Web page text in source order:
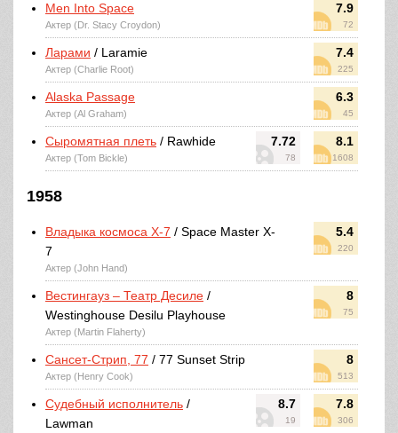
7.9
72
Men Into Space
Актер (Dr. Stacy Croydon)
7.4
225
Ларами / Laramie
Актер (Charlie Root)
6.3
45
Alaska Passage
Актер (Al Graham)
7.72
78
8.1
1608
Сыромятная плеть / Rawhide
Актер (Tom Bickle)
1958
5.4
220
Владыка космоса X-7 / Space Master X-
7
Актер (John Hand)
8
75
Вестингауз – Театр Десиле /
Westinghouse Desilu Playhouse
Актер (Martin Flaherty)
8
513
Сансет-Стрип, 77 / 77 Sunset Strip
Актер (Henry Cook)
8.7
19
7.8
306
Судебный исполнитель /
Lawman